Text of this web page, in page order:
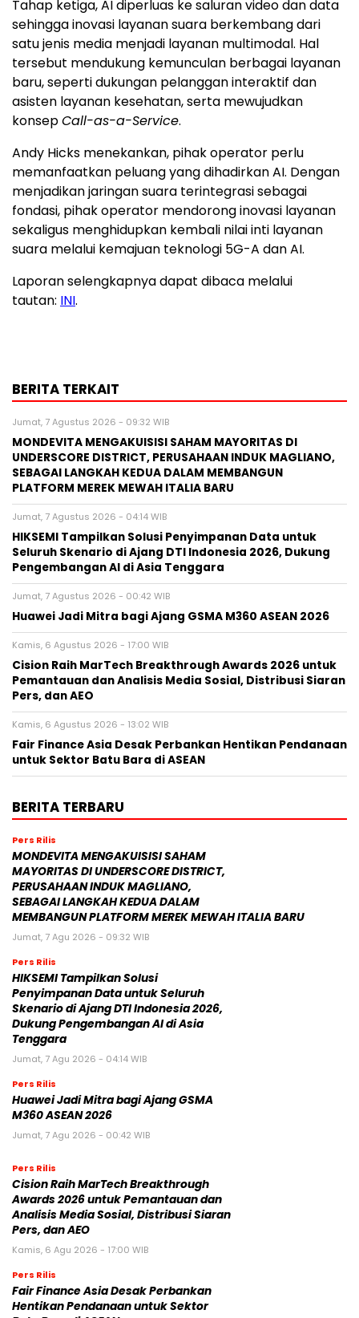
Tahap ketiga, AI diperluas ke saluran video dan data
sehingga inovasi layanan suara berkembang dari
satu jenis media menjadi layanan multimodal. Hal
tersebut mendukung kemunculan berbagai layanan
baru, seperti dukungan pelanggan interaktif dan
asisten layanan kesehatan, serta mewujudkan
konsepCall-as-a-Service.
Andy Hicks menekankan, pihak operator perlu
memanfaatkan peluang yang dihadirkan AI. Dengan
menjadikan jaringan suara terintegrasi sebagai
fondasi, pihak operator mendorong inovasi layanan
sekaligus menghidupkan kembali nilai inti layanan
suara melalui kemajuan teknologi 5G-A dan AI.
Laporan selengkapnya dapat dibaca melalui
tautan: INI.
BERITA TERKAIT
Jumat, 7 Agustus 2026 - 09:32 WIB
MONDEVITA MENGAKUISISI SAHAM MAYORITAS DI
UNDERSCORE DISTRICT, PERUSAHAAN INDUK MAGLIANO,
SEBAGAI LANGKAH KEDUA DALAM MEMBANGUN
PLATFORM MEREK MEWAH ITALIA BARU
Jumat, 7 Agustus 2026 - 04:14 WIB
HIKSEMI Tampilkan Solusi Penyimpanan Data untuk
Seluruh Skenario di Ajang DTI Indonesia 2026, Dukung
Pengembangan AI di Asia Tenggara
Jumat, 7 Agustus 2026 - 00:42 WIB
Huawei Jadi Mitra bagi Ajang GSMA M360 ASEAN 2026
Kamis, 6 Agustus 2026 - 17:00 WIB
Cision Raih MarTech Breakthrough Awards 2026 untuk
Pemantauan dan Analisis Media Sosial, Distribusi Siaran
Pers, dan AEO
Kamis, 6 Agustus 2026 - 13:02 WIB
Fair Finance Asia Desak Perbankan Hentikan Pendanaan
untuk Sektor Batu Bara di ASEAN
BERITA TERBARU
Pers Rilis
MONDEVITA MENGAKUISISI SAHAM
MAYORITAS DI UNDERSCORE DISTRICT,
PERUSAHAAN INDUK MAGLIANO,
SEBAGAI LANGKAH KEDUA DALAM
MEMBANGUN PLATFORM MEREK MEWAH ITALIA BARU
Jumat, 7 Agu 2026 - 09:32 WIB
Pers Rilis
HIKSEMI Tampilkan Solusi
Penyimpanan Data untuk Seluruh
Skenario di Ajang DTI Indonesia 2026,
Dukung Pengembangan AI di Asia
Tenggara
Jumat, 7 Agu 2026 - 04:14 WIB
Pers Rilis
Huawei Jadi Mitra bagi Ajang GSMA
M360 ASEAN 2026
Jumat, 7 Agu 2026 - 00:42 WIB
Pers Rilis
Cision Raih MarTech Breakthrough
Awards 2026 untuk Pemantauan dan
Analisis Media Sosial, Distribusi Siaran
Pers, dan AEO
Kamis, 6 Agu 2026 - 17:00 WIB
Pers Rilis
Fair Finance Asia Desak Perbankan
Hentikan Pendanaan untuk Sektor